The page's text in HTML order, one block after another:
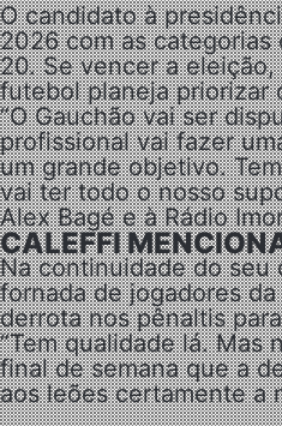
O candidato à
2026 com as categorias
20. Se vencer a
futebol planeja priorizar
“O Gauchão vai ser
profissional vai fazer
um grande objetivo.
vai ter todo o nosso
Alex Bagé e à Rádio
CALEFFI
Na continuidade do seu
fornada de jogadores
derrota nos pênaltis
“Tem qualidade lá. Mas
final de semana que a
aos leões certamente a